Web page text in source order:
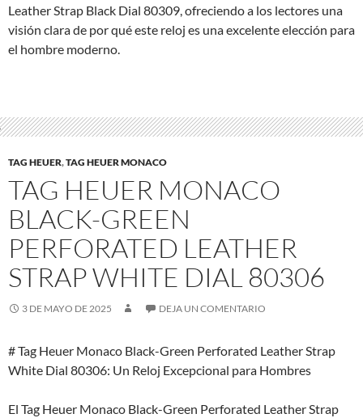
Leather Strap Black Dial 80309, ofreciendo a los lectores una
visión clara de por qué este reloj es una excelente elección para
el hombre moderno.
TAG HEUER,TAG HEUER MONACO
TAG HEUER MONACO
BLACK-GREEN
PERFORATED LEATHER
STRAP WHITE DIAL 80306
3 DE MAYO DE 2025 DEJA UN COMENTARIO
# Tag Heuer Monaco Black-Green Perforated Leather Strap
White Dial 80306: Un Reloj Excepcional para Hombres
El Tag Heuer Monaco Black-Green Perforated Leather Strap